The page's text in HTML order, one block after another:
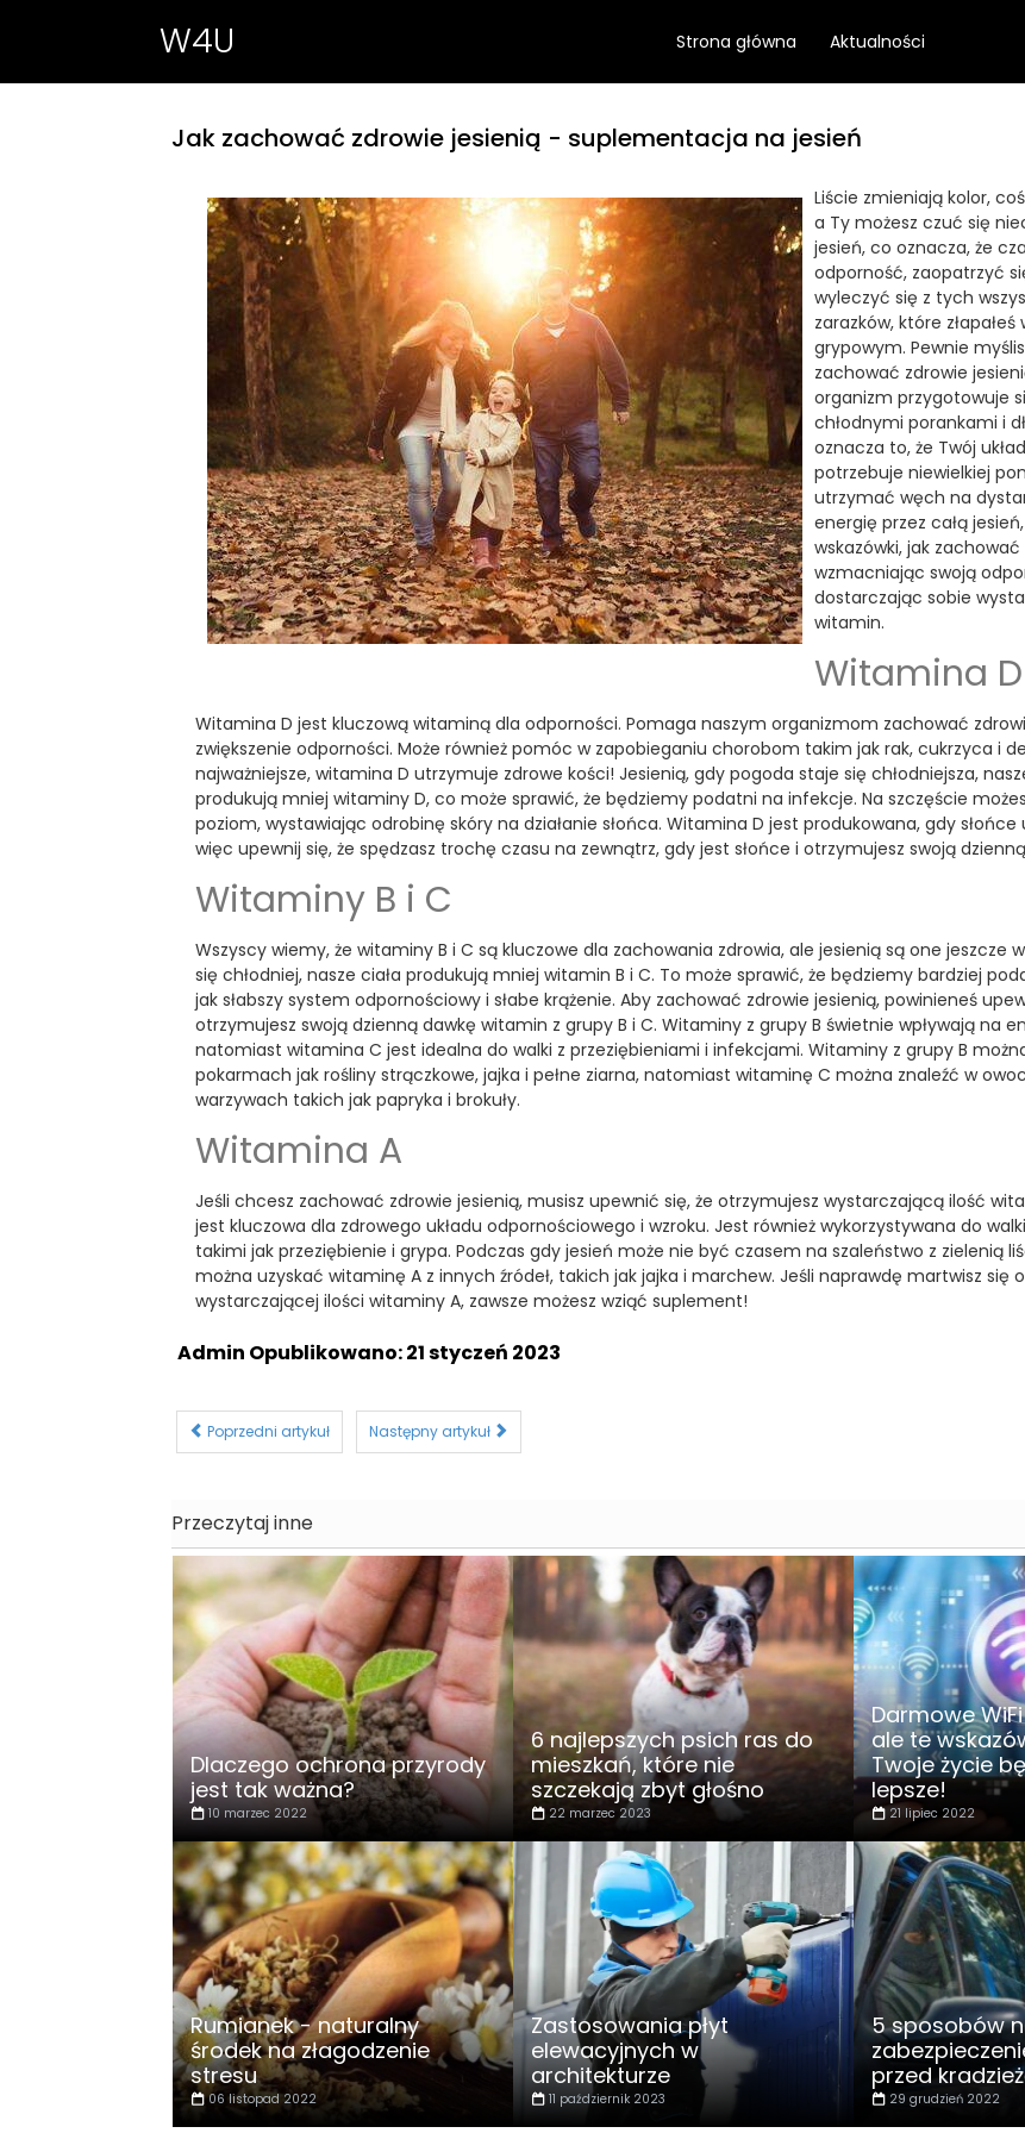
W4U Strona główna Aktualności
Jak zachować zdrowie jesienią - suplementacja na jesień
Liście zmieniają kolor,
a Ty możesz czuć się
jesień, co oznacza, że
odporność, zaopatrzyć
wyleczyć się z tych
zarazków, które
grypowym. Pewnie
zachować zdrowie
organizm przygotowuje
chłodnymi porankami i
oznacza to, że Twój
potrzebuje niewielkiej
utrzymać węch na
energię przez całą
wskazówki, jak
wzmacniając swoją
dostarczając sobie
witamin.
Witamina D
Witamina D jest kluczową witaminą dla odporności. Pomaga naszym organizmom zachować
zwiększenie odporności. Może również pomóc w zapobieganiu chorobom takim jak rak, cukrzyca i
najważniejsze, witamina D utrzymuje zdrowe kości! Jesienią, gdy pogoda staje się chłodniejsza,
produkują mniej witaminy D, co może sprawić, że będziemy podatni na infekcje. Na szczęście
poziom, wystawiając odrobinę skóry na działanie słońca. Witamina D jest produkowana, gdy słońce
więc upewnij się, że spędzasz trochę czasu na zewnątrz, gdy jest słońce i otrzymujesz swoją
Witaminy B i C
Wszyscy wiemy, że witaminy B i C są kluczowe dla zachowania zdrowia, ale jesienią są one jeszcze
się chłodniej, nasze ciała produkują mniej witamin B i C. To może sprawić, że będziemy bardziej
jak słabszy system odpornościowy i słabe krążenie. Aby zachować zdrowie jesienią, powinieneś
otrzymujesz swoją dzienną dawkę witamin z grupy B i C. Witaminy z grupy B świetnie wpływają na
natomiast witamina C jest idealna do walki z przeziębieniami i infekcjami. Witaminy z grupy B
pokarmach jak rośliny strączkowe, jajka i pełne ziarna, natomiast witaminę C można znaleźć w
warzywach takich jak papryka i brokuły.
Witamina A
Jeśli chcesz zachować zdrowie jesienią, musisz upewnić się, że otrzymujesz wystarczającą ilość
jest kluczowa dla zdrowego układu odpornościowego i wzroku. Jest również wykorzystywana do
takimi jak przeziębienie i grypa. Podczas gdy jesień może nie być czasem na szaleństwo z zielenią
można uzyskać witaminę A z innych źródeł, takich jak jajka i marchew. Jeśli naprawdę martwisz się
wystarczającej ilości witaminy A, zawsze możesz wziąć suplement!
Admin Opublikowano: 21 styczeń 2023
Poprzedni artykuł Następny artykuł
Przeczytaj inne
Dlaczego ochrona przyrody
jest tak ważna?
10 marzec 2022
6 najlepszych psich ras do
mieszkań, które nie
szczekają zbyt głośno
22 marzec 2023
Darmowe
ale te
Twoje życie
lepsze!
21 lipiec 2022
Rumianek - naturalny
środek na złagodzenie
stresu
06 listopad 2022
Zastosowania płyt
elewacyjnych w
architekturze
11 październik 2023
5 sposobów
przed
29 grudzień 2022